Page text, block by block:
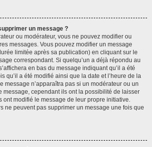
un message ?
ou modérateur, vous ne pouvez modifier ou
messages. Vous pouvez modifier un message
limitée après sa publication) en cliquant sur le
correspondant. Si quelqu’un a déjà répondu au
en bas du message indiquant qu’il a été
qu’il a été modifié ainsi que la date et l’heure de la
message n’apparaîtra pas si un modérateur ou un
message, cependant ils ont la possibilité de laisser
ont modifié le message de leur propre initiative.
ne peuvent pas supprimer un message une fois que